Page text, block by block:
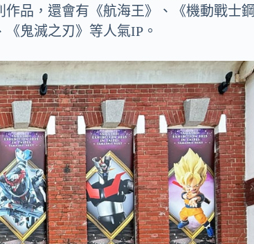
品，還會有《航海王》、《機動戰士鋼
鬼滅之刃》等人氣IP。